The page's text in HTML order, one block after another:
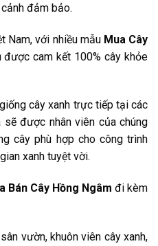
đảm bảo.
Nam, với nhiều mẫu Mua Cây
được cam kết 100% cây khỏe
cây xanh trực tiếp tại các
sẽ được nhân viên của chúng
cây phù hợp cho công trình
xanh tuyệt vời.
Bán Cây Hồng Ngâm đi kèm
vườn, khuôn viên cây xanh,